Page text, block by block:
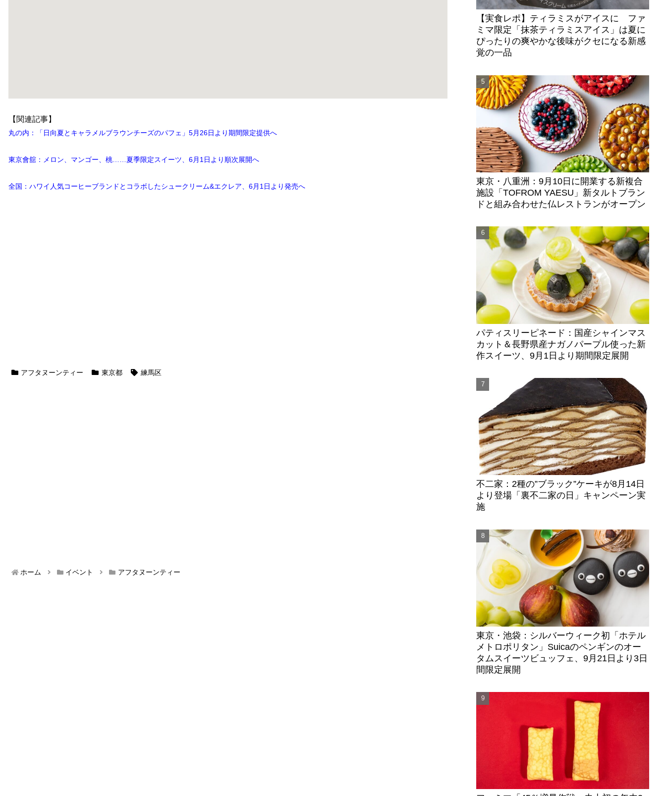
【関連記事】
丸の内：「日向夏とキャラメルブラウンチーズのパフェ」5月26日より期間限定提供へ
東京會舘：メロン、マンゴー、桃……夏季限定スイーツ、6月1日より順次展開へ
全国：ハワイ人気コーヒーブランドとコラボしたシュークリーム&エクレア、6月1日より発売へ
アフタヌーンティー 東京都 練馬区
ホーム イベント アフタヌーンティー
【実食レポ】ティラミスがアイスに ファ
ミマ限定「抹茶ティラミスアイス」は夏に
ぴったりの爽やかな後味がクセになる新感
覚の一品
東京・八重洲：9月10日に開業する新複合
施設「TOFROM YAESU」新タルトブラン
ドと組み合わせた仏レストランがオープン
パティスリーピネード：国産シャインマス
カット＆長野県産ナガノパープル使った新
作スイーツ、9月1日より期間限定展開
不二家：2種の”ブラック”ケーキが8月14日
より登場「裏不二家の日」キャンペーン実
施
東京・池袋：シルバーウィーク初「ホテル
メトロポリタン」Suicaのペンギンのオー
タムスイーツビュッフェ、9月21日より3日
間限定展開